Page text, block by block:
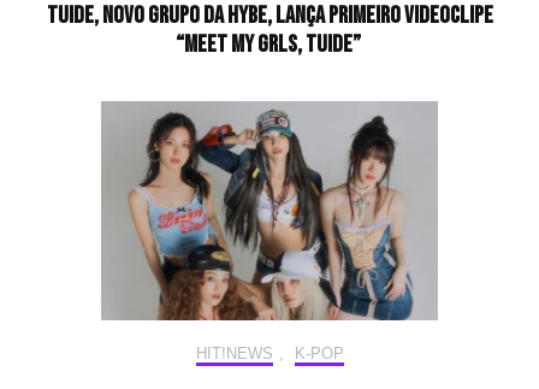
TUIDE, novo grupo da HYBE, lança primeiro videoclipe
“Meet my GRLS, TUIDE”
HIT!NEWS , K-POP